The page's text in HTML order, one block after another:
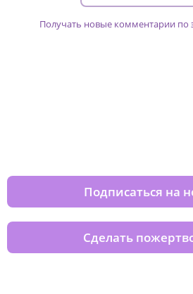
Получать новые комментарии по
Подписаться на
Сделать